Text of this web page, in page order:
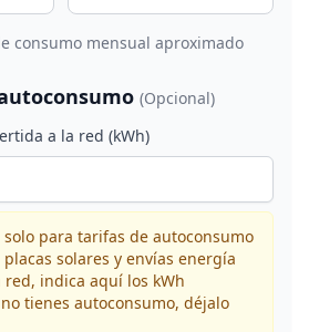
consumo mensual aproximado
(Opcional)
a la red (kWh)
solo para tarifas de autoconsumo
solares y envías energía
red, indica aquí los kWh
tienes autoconsumo, déjalo